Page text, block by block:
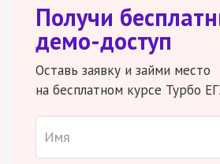
Получи
демо-доступ
Оставь заявку и займи место
на бесплатном курсе Турбо